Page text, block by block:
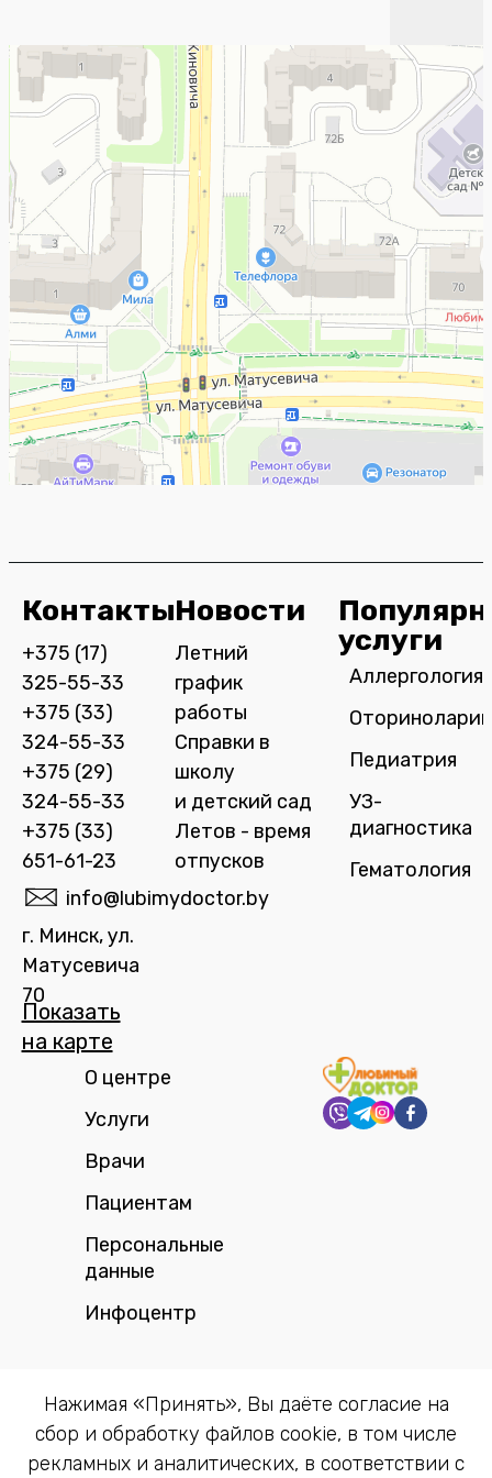
Контакты
+375 (17)
325-55-33
+375 (33)
324-55-33
+375 (29)
324-55-33
+375 (33)
651-61-23
info@lubimydoctor.by
г. Минск, ул.
Матусевича
70
Показать
на карте​
Новости
Летний
график
работы
Справки в
школу
и детский сад
Летов - время
отпусков
услуги
Аллергология
Педиатрия
УЗ-
диагностика
Гематология
О центре
Услуги
Врачи
Пациентам
Персональные
данные
Инфоцентр
© 2024 ООО
"Любимый
доктор"
Политика
конфиденциальности
Политика
обработки
куки
Настройка файлов cookie
Обязательные/функциональные
Нажимая «Принять», Вы даёте согласие на
сбор и обработку файлов cookie, в том числе
рекламных и аналитических, в соответствии с